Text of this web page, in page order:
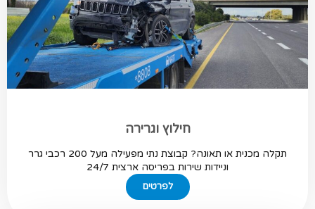
חילוץ וגרירה
תקלה מכנית או תאונה? קבוצת נתי מפעילה מעל 200 רכבי גרר
וניידות שירות בפריסה ארצית 24/7
לפרטים